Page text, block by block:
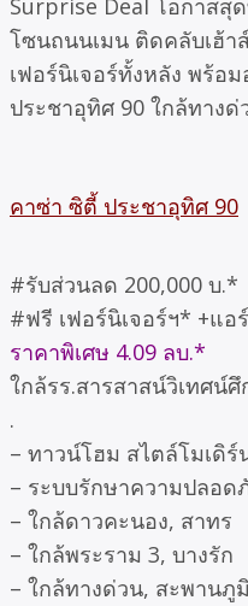
โซนถนนเมน ติดคลับเฮ้า
เฟอร์นิเจอร์ทั้งหลัง พร้อ
ประชาอุทิศ 90 ใกล้ทางด่
คาซ่า ซิตี้ ประชาอุทิศ 90
#รับส่วนลด 200,000 บ.*
#ฟรี เฟอร์นิเจอร์ฯ* +แ
ราคาพิเศษ 4.09 ลบ.*
ใกล้รร.สารสาสน์วิเทศน์
.
– ทาวน์โฮม สไตล์โมเดิร์
– ระบบรักษาความปลอด
– ใกล้ดาวคะนอง, สาทร
– ใกล้พระราม 3, บางรัก
– ใกล้ทางด่วน, สะพานภู